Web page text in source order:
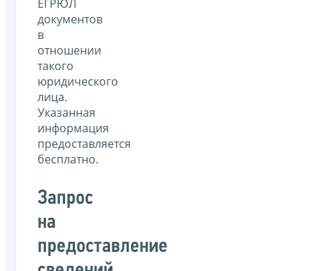
ЕГРЮЛ
документов
в
отношении
такого
юридического
лица.
Указанная
информация
предоставляется
бесплатно.
Запрос
на
предоставление